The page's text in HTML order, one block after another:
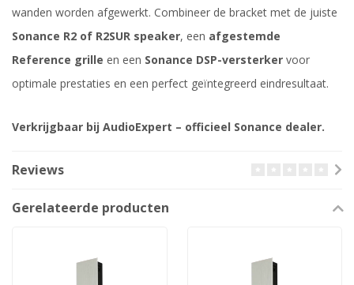
wanden worden afgewerkt. Combineer de bracket met de juiste
Sonance R2 of R2SUR speaker, een afgestemde
Reference grille en een Sonance DSP-versterker voor
optimale prestaties en een perfect geïntegreerd eindresultaat.
Verkrijgbaar bij AudioExpert – officieel Sonance dealer.
Reviews
Gerelateerde producten